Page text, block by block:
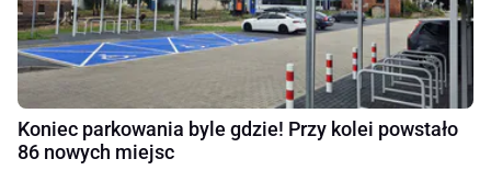
Koniec parkowania byle gdzie! Przy kolei powstało
86 nowych miejsc